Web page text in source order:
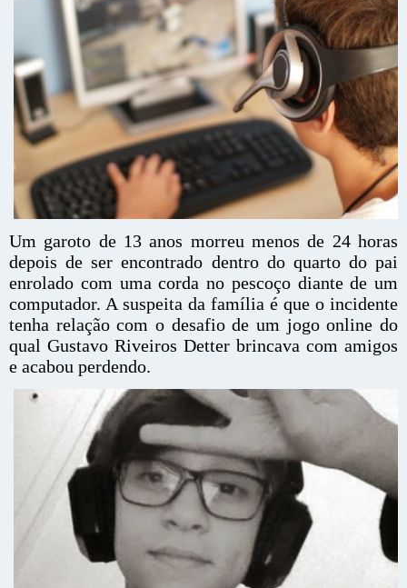
Um garoto de 13 anos morreu menos de 24 horas
depois de ser encontrado dentro do quarto do pai
enrolado com uma corda no pescoço diante de um
computador. A suspeita da família é que o incidente
tenha relação com o desafio de um jogo online do
qual Gustavo Riveiros Detter brincava com amigos
e acabou perdendo.